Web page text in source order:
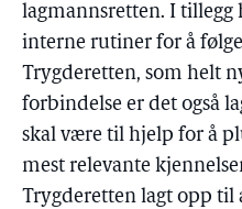
lagmannsretten. I tillegg
interne rutiner for å
Trygderetten, som helt
forbindelse er det også
skal være til hjelp for å
mest relevante
Trygderetten lagt opp til